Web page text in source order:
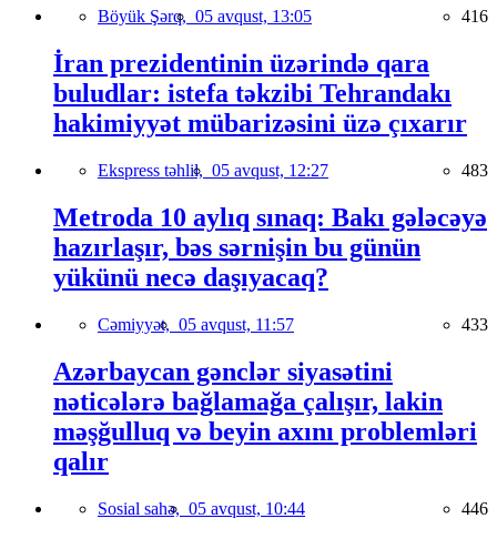
Böyük Şərq, 05 avqust, 13:05 416
İran prezidentinin üzərində qara
buludlar: istefa təkzibi Tehrandakı
hakimiyyət mübarizəsini üzə çıxarır
Ekspress təhlil, 05 avqust, 12:27 483
Metroda 10 aylıq sınaq: Bakı gələcəyə
hazırlaşır, bəs sərnişin bu günün
yükünü necə daşıyacaq?
Cəmiyyət, 05 avqust, 11:57 433
Azərbaycan gənclər siyasətini
nəticələrə bağlamağa çalışır, lakin
məşğulluq və beyin axını problemləri
qalır
Sosial sahə, 05 avqust, 10:44 446